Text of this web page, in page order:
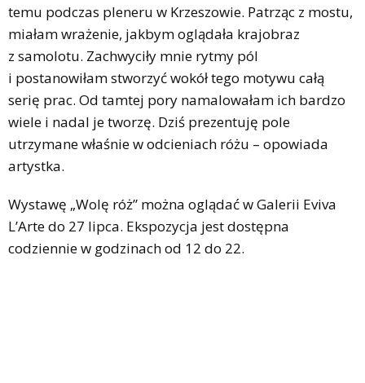
temu podczas pleneru w Krzeszowie. Patrząc z mostu,
miałam wrażenie, jakbym oglądała krajobraz
z samolotu. Zachwyciły mnie rytmy pól
i postanowiłam stworzyć wokół tego motywu całą
serię prac. Od tamtej pory namalowałam ich bardzo
wiele i nadal je tworzę. Dziś prezentuję pole
utrzymane właśnie w odcieniach różu – opowiada
artystka.
Wystawę „Wolę róż” można oglądać w Galerii Eviva
L’Arte do 27 lipca. Ekspozycja jest dostępna
codziennie w godzinach od 12 do 22.